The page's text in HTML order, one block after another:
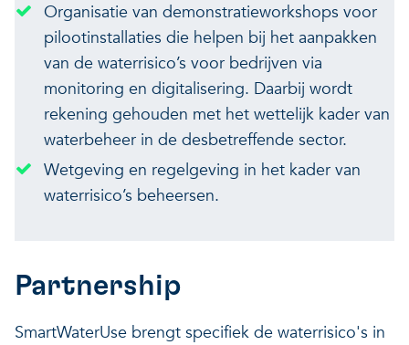
Organisatie van demonstratieworkshops voor
pilootinstallaties die helpen bij het aanpakken
van de waterrisico’s voor bedrijven via
monitoring en digitalisering. Daarbij wordt
rekening gehouden met het wettelijk kader van
waterbeheer in de desbetreffende sector.
Wetgeving en regelgeving in het kader van
waterrisico’s beheersen.
Partnership
SmartWaterUse brengt specifiek de waterrisico's in